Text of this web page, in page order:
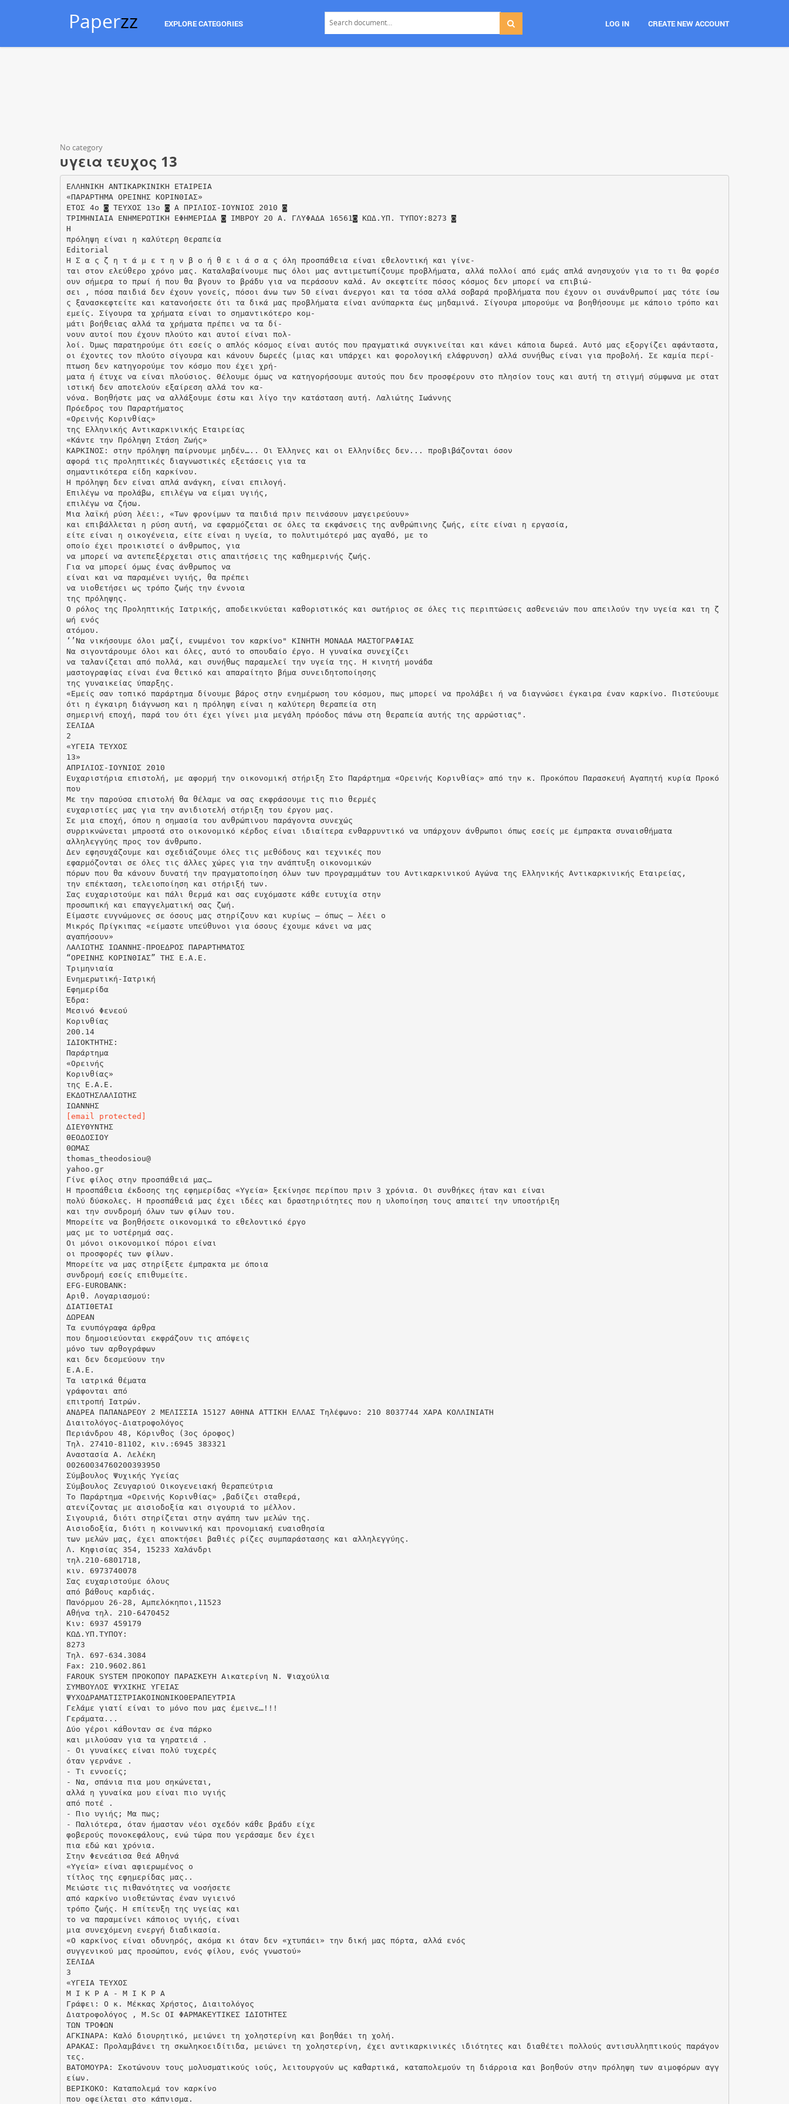
Paperzz EXPLORE CATEGORIES LOG IN CREATE NEW ACCOUNT
No category
υγεια τευχος 13
ΕΛΛΗΝΙΚΗ ΑΝΤΙΚΑΡΚΙΝΙΚΗ ΕΤΑΙΡΕΙΑ
«ΠΑΡΑΡΤΗΜΑ ΟΡΕΙΝΗΣ ΚΟΡΙΝΘΙΑΣ»
ΕΤΟΣ 4ο ◙ ΤΕΥΧΟΣ 13ο ◙ A ΠΡΙΛΙΟΣ-ΙΟΥΝΙΟΣ 2010 ◙
ΤΡΙΜΗΝΙΑΙΑ ΕΝΗΜΕΡΩΤΙΚΗ ΕΦΗΜΕΡΙΔΑ ◙ ΙΜΒΡΟΥ 20 Α. ΓΛΥΦΑΔΑ 16561◙ ΚΩΔ.ΥΠ. ΤΥΠΟY:8273 ◙
Η
πρόληψη είναι η καλύτερη Θεραπεία
Editorial
Η Σ α ς ζ η τ ά μ ε τ η ν β ο ή θ ε ι ά σ α ς όλη προσπάθεια είναι εθελοντική και γίνε‐
ται στον ελεύθερο χρόνο μας. Καταλαβαίνουμε πως όλοι μας αντιμετωπίζουμε προβλήματα, αλλά πολλοί από εμάς απλά ανησυχούν για το τι θα φορέσ
ουν σήμερα το πρωί ή που θα βγουν το βράδυ για να περάσουν καλά. Αν σκεφτείτε πόσος κόσμος δεν μπορεί να επιβιώ‐
σει , πόσα παιδιά δεν έχουν γονείς, πόσοι άνω των 50 είναι άνεργοι και τα τόσα αλλά σοβαρά προβλήματα που έχουν οι συνάνθρωποί μας τότε ίσω
ς ξανασκεφτείτε και κατανοήσετε ότι τα δικά μας προβλήματα είναι ανύπαρκτα έως μηδαμινά. Σίγουρα μπορούμε να βοηθήσουμε με κάποιο τρόπο και
εμείς. Σίγουρα τα χρήματα είναι το σημαντικότερο κομ‐
μάτι βοήθειας αλλά τα χρήματα πρέπει να τα δί‐
νουν αυτοί που έχουν πλούτο και αυτοί είναι πολ‐
λοί. Όμως παρατηρούμε ότι εσείς ο απλός κόσμος είναι αυτός που πραγματικά συγκινείται και κάνει κάποια δωρεά. Αυτό μας εξοργίζει αφάνταστα,
οι έχοντες τον πλούτο σίγουρα και κάνουν δωρεές (μιας και υπάρχει και φορολογική ελάφρυνση) αλλά συνήθως είναι για προβολή. Σε καμία περί‐
πτωση δεν κατηγορούμε τον κόσμο που έχει χρή‐
ματα ή έτυχε να είναι πλούσιος. Θέλουμε όμως να κατηγορήσουμε αυτούς που δεν προσφέρουν στο πλησίον τους και αυτή τη στιγμή σύμφωνα με στατ
ιστική δεν αποτελούν εξαίρεση αλλά τον κα‐
νόνα. Βοηθήστε μας να αλλάξουμε έστω και λίγο την κατάσταση αυτή. Λαλιώτης Ιωάννης
Πρόεδρος του Παραρτήματος
«Ορεινής Κορινθίας»
της Ελληνικής Αντικαρκινικής Εταιρείας
«Κάντε την Πρόληψη Στάση Ζωής»
ΚΑΡΚΙΝΟΣ: στην πρόληψη παίρνουμε μηδέν….. Οι Έλληνες και οι Ελληνίδες δεν... προβιβάζονται όσον
αφορά τις προληπτικές διαγνωστικές εξετάσεις για τα
σημαντικότερα είδη καρκίνου.
Η πρόληψη δεν είναι απλά ανάγκη, είναι επιλογή.
Επιλέγω να προλάβω, επιλέγω να είμαι υγιής,
επιλέγω να ζήσω.
Μια λαϊκή ρύση λέει:, «Των φρονίμων τα παιδιά πριν πεινάσουν μαγειρεύουν»
και επιβάλλεται η ρύση αυτή, να εφαρμόζεται σε όλες τα εκφάνσεις της ανθρώπινης ζωής, είτε είναι η εργασία,
είτε είναι η οικογένεια, είτε είναι η υγεία, το πολυτιμότερό μας αγαθό, με το
οποίο έχει προικιστεί ο άνθρωπος, για
να μπορεί να αντεπεξέρχεται στις απαιτήσεις της καθημερινής ζωής.
Για να μπορεί όμως ένας άνθρωπος να
είναι και να παραμένει υγιής, θα πρέπει
να υιοθετήσει ως τρόπο ζωής την έννοια
της πρόληψης.
Ο ρόλος της Προληπτικής Ιατρικής, αποδεικνύεται καθοριστικός και σωτήριος σε όλες τις περιπτώσεις ασθενειών που απειλούν την υγεία και τη ζ
ωή ενός
ατόμου.
‘’Να νικήσουμε όλοι μαζί, ενωμένοι τον καρκίνο" ΚΙΝΗΤΗ ΜΟΝΑΔΑ ΜΑΣΤΟΓΡΑΦΙΑΣ
Να σιγοντάρουμε όλοι και όλες, αυτό το σπουδαίο έργο. Η γυναίκα συνεχίζει
να ταλανίζεται από πολλά, και συνήθως παραμελεί την υγεία της. Η κινητή μονάδα
μαστογραφίας είναι ένα θετικό και απαραίτητο βήμα συνειδητοποίησης
της γυναικείας ύπαρξης.
«Εμείς σαν τοπικό παράρτημα δίνουμε βάρος στην ενημέρωση του κόσμου, πως μπορεί να προλάβει ή να διαγνώσει έγκαιρα έναν καρκίνο. Πιστεύουμε
ότι η έγκαιρη διάγνωση και η πρόληψη είναι η καλύτερη θεραπεία στη
σημερινή εποχή, παρά του ότι έχει γίνει μια μεγάλη πρόοδος πάνω στη θεραπεία αυτής της αρρώστιας".
ΣΕΛΙΔΑ
2
«ΥΓΕΙΑ ΤΕΥΧΟΣ
13»
ΑΠΡΙΛΙΟΣ-ΙΟΥΝΙΟΣ 2010
Ευχαριστήρια επιστολή, με αφορμή την οικονομική στήριξη Στο Παράρτημα «Ορεινής Κορινθίας» από την κ. Προκόπου Παρασκευή Αγαπητή κυρία Προκό
που
Με την παρούσα επιστολή θα θέλαμε να σας εκφράσουμε τις πιο θερμές
ευχαριστίες μας για την ανιδιοτελή στήριξη του έργου μας.
Σε μια εποχή, όπου η σημασία του ανθρώπινου παράγοντα συνεχώς
συρρικνώνεται μπροστά στο οικονομικό κέρδος είναι ιδιαίτερα ενθαρρυντικό να υπάρχουν άνθρωποι όπως εσείς με έμπρακτα συναισθήματα
αλληλεγγύης προς τον άνθρωπο.
Δεν εφησυχάζουμε και σχεδιάζουμε όλες τις μεθόδους και τεχνικές που
εφαρμόζονται σε όλες τις άλλες χώρες για την ανάπτυξη οικονομικών
πόρων που θα κάνουν δυνατή την πραγματοποίηση όλων των προγραμμάτων του Αντικαρκινικού Αγώνα της Ελληνικής Αντικαρκινικής Εταιρείας,
την επέκταση, τελειοποίηση και στήριξή των.
Σας ευχαριστούμε και πάλι θερμά και σας ευχόμαστε κάθε ευτυχία στην
προσωπική και επαγγελματική σας ζωή.
Είμαστε ευγνώμονες σε όσους μας στηρίζουν και κυρίως – όπως – λέει ο
Μικρός Πρίγκιπας «είμαστε υπεύθυνοι για όσους έχουμε κάνει να μας
αγαπήσουν»
ΛΑΛΙΩΤΗΣ ΙΩΑΝΝΗΣ-ΠΡΟΕΔΡΟΣ ΠΑΡΑΡΤΗΜΑΤΟΣ
“ΟΡΕΙΝΗΣ ΚΟΡΙΝΘΙΑΣ” ΤΗΣ Ε.Α.Ε.
Τριμηνιαία
Ενημερωτική-Ιατρική
Εφημερίδα
Έδρα:
Μεσινό Φενεού
Κορινθίας
200.14
Ι∆ΙΟΚΤΗΤΗΣ:
Παράρτημα
«Ορεινής
Κορινθίας»
της Ε.Α.Ε.
ΕΚ∆ΟΤΗΣΛΑΛΙΩΤΗΣ
ΙΩΑΝΝΗΣ
[email protected]